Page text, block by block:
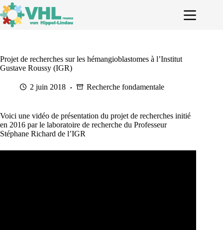
Passer
au
contenu
Projet de recherches sur les hémangioblastomes à l’Institut
Gustave Roussy (IGR)
2 juin 2018 Recherche fondamentale
Voici une vidéo de présentation du projet de recherches initié
en 2016 par le laboratoire de recherche du Professeur
Stéphane Richard de l’IGR